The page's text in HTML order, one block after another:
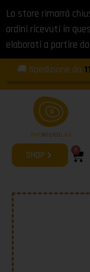
Lo store rimarrà
ordini ricevuti in
elaborati a partire
🚚 Spedizione da
SHOP 0